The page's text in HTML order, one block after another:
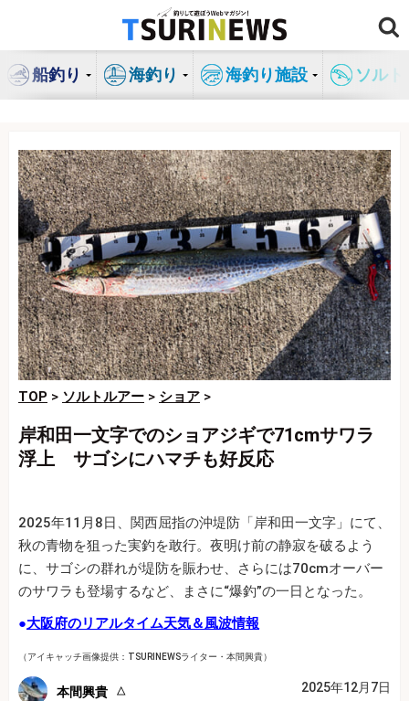
ン
船釣り 海釣り 海釣り施設 ソル
TOP > ソルトルアー > ショア >
岸和田一文字でのショアジギで71cmサワラ
浮上 サゴシにハマチも好反応
2025年11月8日、関西屈指の沖堤防「岸和田一文字」にて、
秋の青物を狙った実釣を敢行。夜明け前の静寂を破るよう
に、サゴシの群れが堤防を賑わせ、さらには70cmオーバー
のサワラも登場するなど、まさに“爆釣”の一日となった。
●大阪府のリアルタイム天気＆風波情報
（アイキャッチ画像提供：TSURINEWSライター・本間興貴）
本間興貴 2025年12月7日